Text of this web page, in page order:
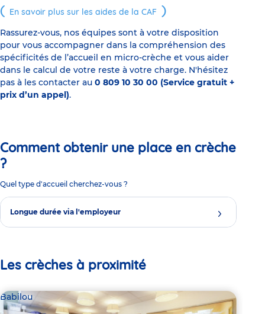
En savoir plus sur les aides de la CAF
Rassurez-vous, nos équipes sont à votre disposition
pour vous accompagner dans la compréhension des
spécificités de l’accueil en micro-crèche et vous aider
dans le calcul de votre reste à votre charge. N'hésitez
pas à les contacter au 0 809 10 30 00 (Service gratuit +
prix d’un appel).
Comment obtenir une place en crèche
?
Quel type d'accueil cherchez-vous ?
Longue durée via l'employeur
Les crèches à proximité
Babilou